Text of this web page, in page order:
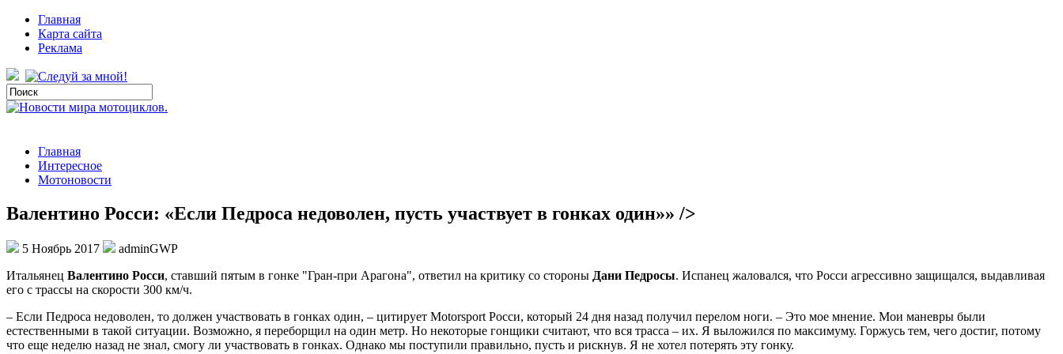
Главная
Карта сайта
Реклама
Главная
Интересное
Мотоновости
Валентино Росси: «Если Педроса недоволен, пусть участвует в гонках один»» />
5 Ноябрь 2017
adminGWP
Итaльянeц Валентино Росси, ставший пятым в гонке "Гран-при Арагона", ответил на критику со стороны Дани Педросы. Испанец жаловался, что Росси агрессивно защищался, выдавливая
его с трассы на скорости 300 км/ч.
– Если Педроса недоволен, то должен участвовать в гонках один, – цитирует Motorsport Росси, который 24 дня назад получил перелом ноги. – Это мое мнение. Мои маневры были
естественными в такой ситуации. Возможно, я переборщил на один метр. Но некоторые гонщики считают, что вся трасса – их. Я выложился по максимуму. Горжусь тем, чего достиг, потому
что еще неделю назад не знал, смогу ли участвовать в гонках. Однако мы поступили правильно, пусть и рискнув. Я не хотел потерять эту гонку.